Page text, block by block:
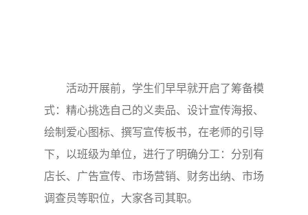
活动开展前，学生们早早就开启了筹备模
式：精心挑选自己的义卖品、设计宣传海报、
绘制爱心图标、撰写宣传板书，在老师的引导
下，以班级为单位，进行了明确分工：分别有
店长、广告宣传、市场营销、财务出纳、市场
调查员等职位，大家各司其职。